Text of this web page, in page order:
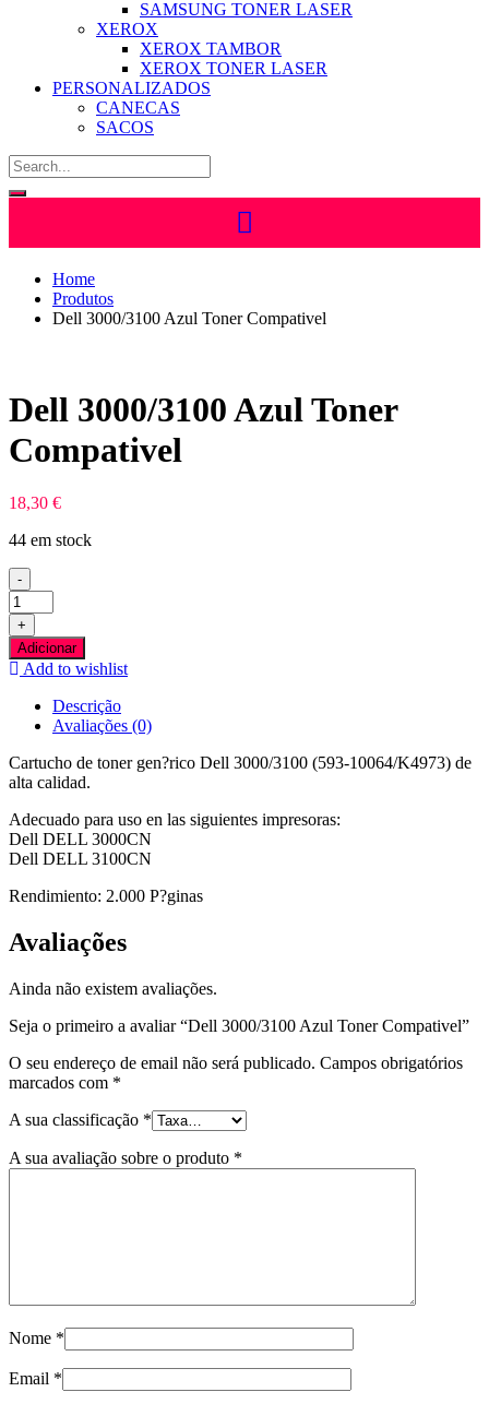
SAMSUNG TONER LASER
XEROX
XEROX TAMBOR
XEROX TONER LASER
PERSONALIZADOS
CANECAS
SACOS
Home
Produtos
Dell 3000/3100 Azul Toner Compativel
Dell 3000/3100 Azul Toner
Compativel
18,30 €
44 em stock
-
Quantidade
de
Dell
3000/3100
Azul
Compativel
+
Adicionar
Add to wishlist
Descrição
Avaliações (0)
Cartucho de toner gen?rico Dell 3000/3100 (593-10064/K4973) de
alta calidad.
Adecuado para uso en las siguientes impresoras:
Dell DELL 3000CN
Dell DELL 3100CN
Rendimiento: 2.000 P?ginas
Avaliações
Ainda não existem avaliações.
Seja o primeiro a avaliar “Dell 3000/3100 Azul Toner Compativel”
O seu endereço de email não será publicado. Campos obrigatórios
marcados com *
A sua classificação *
A sua avaliação sobre o produto *
Nome *
Email *